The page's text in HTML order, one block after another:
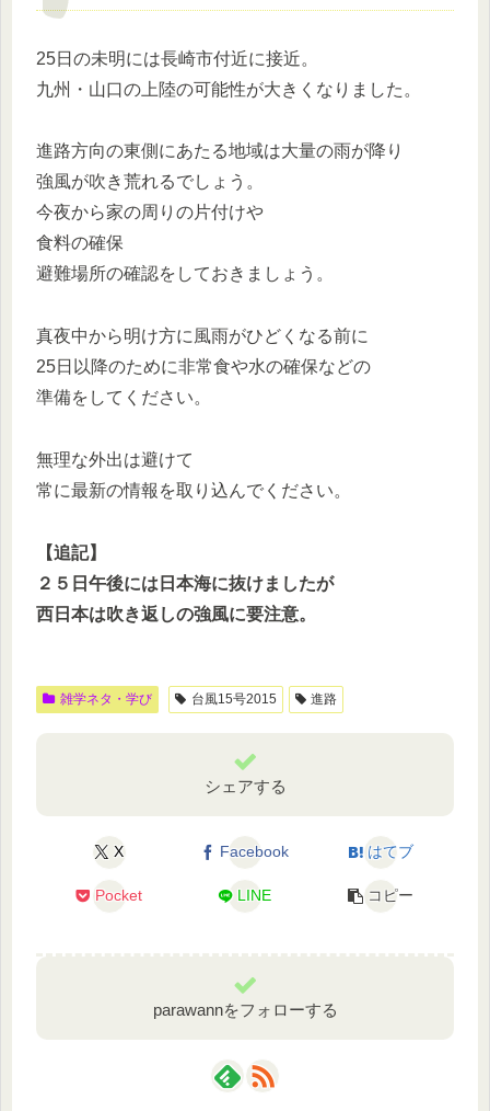
25日の未明には長崎市付近に接近。
九州・山口の上陸の可能性が大きくなりました。
進路方向の東側にあたる地域は大量の雨が降り
強風が吹き荒れるでしょう。
今夜から家の周りの片付けや
食料の確保
避難場所の確認をしておきましょう。
真夜中から明け方に風雨がひどくなる前に
25日以降のために非常食や水の確保などの
準備をしてください。
無理な外出は避けて
常に最新の情報を取り込んでください。
【追記】
２５日午後には日本海に抜けましたが
西日本は吹き返しの強風に要注意。
雑学ネタ・学び 台風15号2015 進路
シェアする
X Facebook はてブ
Pocket LINE コピー
parawannをフォローする